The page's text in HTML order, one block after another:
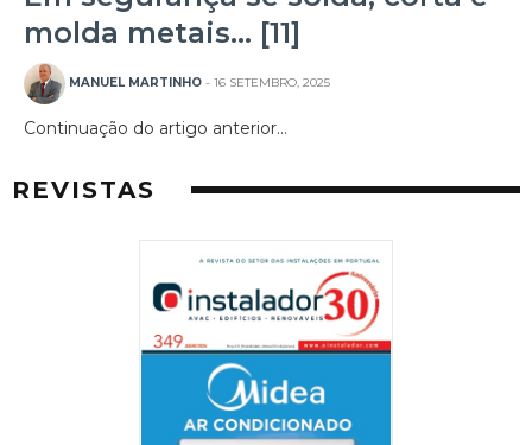
molda metais… [11]
MANUEL MARTINHO - 16 SETEMBRO, 2025
Continuação do artigo anterior…
REVISTAS